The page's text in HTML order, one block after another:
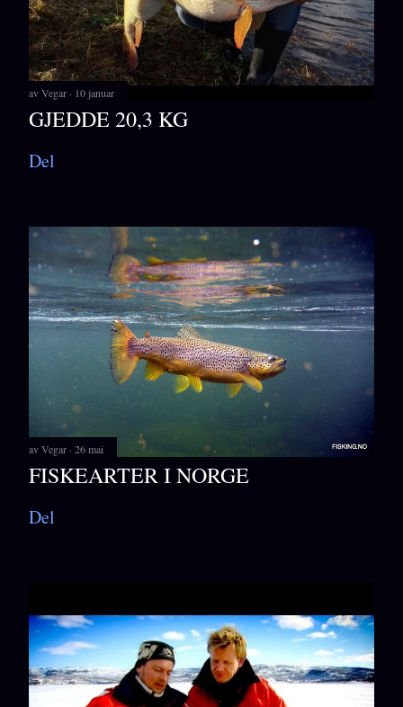
avVegar 10 januar
GJEDDE 20,3 KG
Del
avVegar 26 mai
FISKEARTER I NORGE
Del